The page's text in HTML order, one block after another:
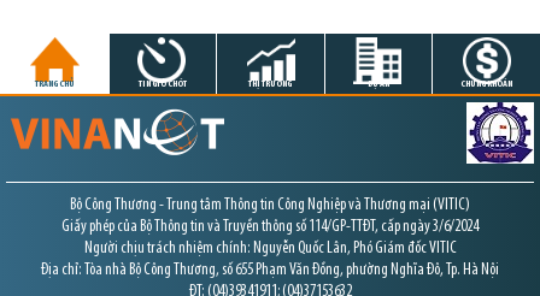
TRANG CHỦ TIN GIỜ CHÓT THỊ TRƯỜNG DỰ ÁN CHỨNG KHOÁN
Bộ Công Thương - Trung tâm Thông tin Công Nghiệp và Thương mại (VITIC)
Giấy phép của Bộ Thông tin và Truyền thông số 114/GP-TTĐT, cấp ngày 3/6/2024
Người chịu trách nhiệm chính: Nguyễn Quốc Lân, Phó Giám đốc VITIC
Địa chỉ: Tòa nhà Bộ Công Thương, số 655 Phạm Văn Đồng, phường Nghĩa Đô, Tp. Hà Nội
ĐT: (04)39341911; (04)37153632